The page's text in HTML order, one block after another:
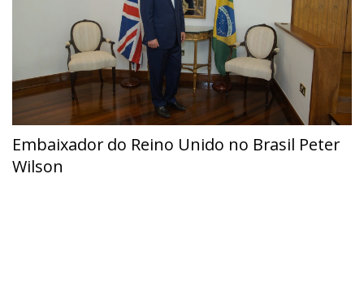
Embaixador do Reino Unido no Brasil Peter
Wilson